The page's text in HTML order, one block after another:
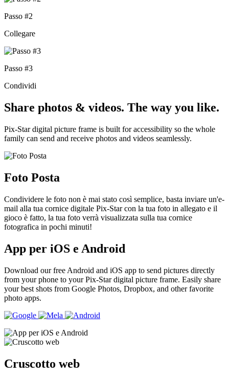
Passo #2
Collegare
Passo #3
Condividi
Share photos & videos. The way you like.
Pix-Star digital picture frame is built for accessibility so the whole
family can send and receive photos and videos seamlessly.
Foto Posta
Condividere le foto non è mai stato così semplice, basta inviare un'e-
mail alla tua cornice digitale Pix-Star con la tua foto in allegato e il
gioco è fatto, la tua foto verrà visualizzata sulla tua cornice
fotografica in pochi minuti!
App per iOS e Android
Download our free Android and iOS app to send pictures directly
from your phone to your Pix-Star digital picture frame. Easily share
your best shots from Google Photos, Dropbox, and other favorite
photo apps.
Cruscotto web